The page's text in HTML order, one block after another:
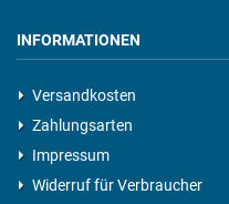
INFORMATIONEN
Versandkosten
Zahlungsarten
Impressum
Widerruf für Verbraucher